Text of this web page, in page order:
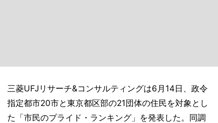
三菱UFJリサーチ&コンサルティングは6月14日、政令
指定都市20市と東京都区部の21団体の住民を対象とし
た「市民のプライド・ランキング」を発表した。同調